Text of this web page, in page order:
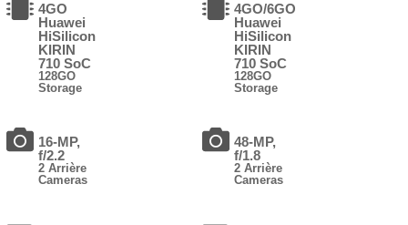
4GO
Huawei
HiSilicon
KIRIN
710 SoC
128GO
Storage
16-MP,
f/2.2
2 Arrière
Cameras
4GO/6GO
Huawei
HiSilicon
KIRIN
710 SoC
128GO
Storage
48-MP,
f/1.8
2 Arrière
Cameras